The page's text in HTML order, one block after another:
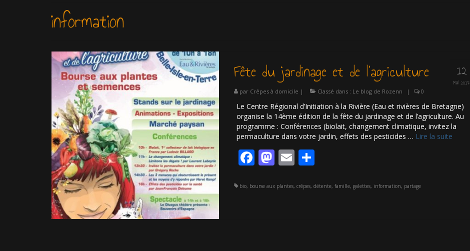
information
12
MAI 2017
Fête du jardinage et de l’agriculture
par Crêpes à domicile | Classé dans : Le blog de Rozenn | 0
Le Centre Régional d’Initiation à la Rivière (Eau et rivières de Bretagne)
organise la 14ème édition de la fête du jardinage et de l’agriculture. Au
programme : Conférences (biolait, changement climatique, invitez la
permaculture dans votre jardin, effets des pesticides … Lire la suite­­
Facebook
Mastodon
EmailPartager
bio, bourse aux plantes, crêpes, détente, famille, galettes, information, partage